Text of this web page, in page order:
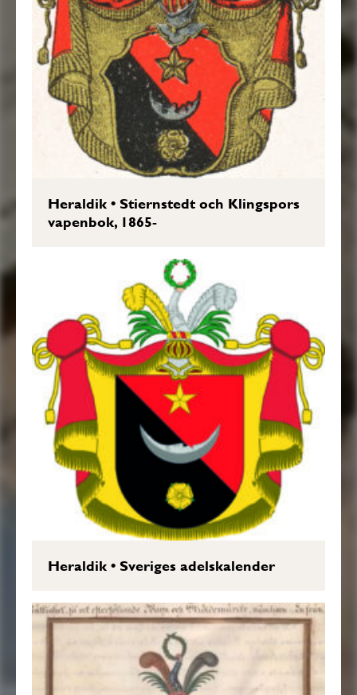
Heraldik•Stiernstedt och Klingspors
vapenbok, 1865-
Heraldik•Sveriges adelskalender